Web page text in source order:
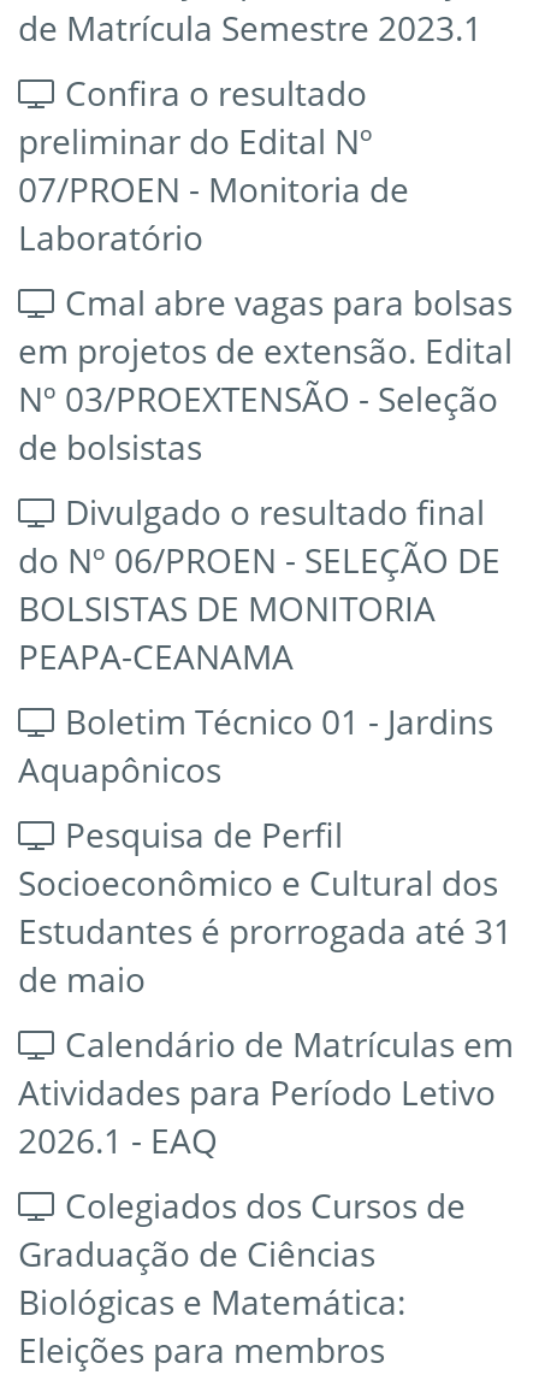
de Matrícula Semestre 2023.1
Confira o resultado
preliminar do Edital Nº
07/PROEN - Monitoria de
Laboratório
Cmal abre vagas para bolsas
em projetos de extensão. Edital
Nº 03/PROEXTENSÃO - Seleção
de bolsistas
Divulgado o resultado final
do Nº 06/PROEN - SELEÇÃO DE
BOLSISTAS DE MONITORIA
PEAPA-CEANAMA
Boletim Técnico 01 - Jardins
Aquapônicos
Pesquisa de Perfil
Socioeconômico e Cultural dos
Estudantes é prorrogada até 31
de maio
Calendário de Matrículas em
Atividades para Período Letivo
2026.1 - EAQ
Colegiados dos Cursos de
Graduação de Ciências
Biológicas e Matemática:
Eleições para membros